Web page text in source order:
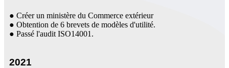
● Créer un ministère du Commerce extérieur
● Obtention de 6 brevets de modèles d'utilité.
● Passé l'audit ISO14001.
2021